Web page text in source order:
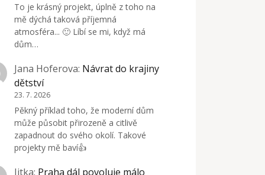
To je krásný projekt, úplně z toho na
mě dýchá taková příjemná
atmosféra... 🙂 Líbí se mi, když má
dům…
Jana Hoferova: Návrat do krajiny
dětství
23. 7. 2026
Pěkný příklad toho, že moderní dům
může působit přirozeně a citlivě
zapadnout do svého okolí. Takové
projekty mě baví👍
Jitka: Praha dál povoluje málo